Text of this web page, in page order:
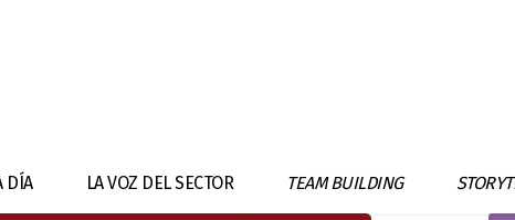
DÍA LA VOZ DEL SECTOR TEAM BUILDING